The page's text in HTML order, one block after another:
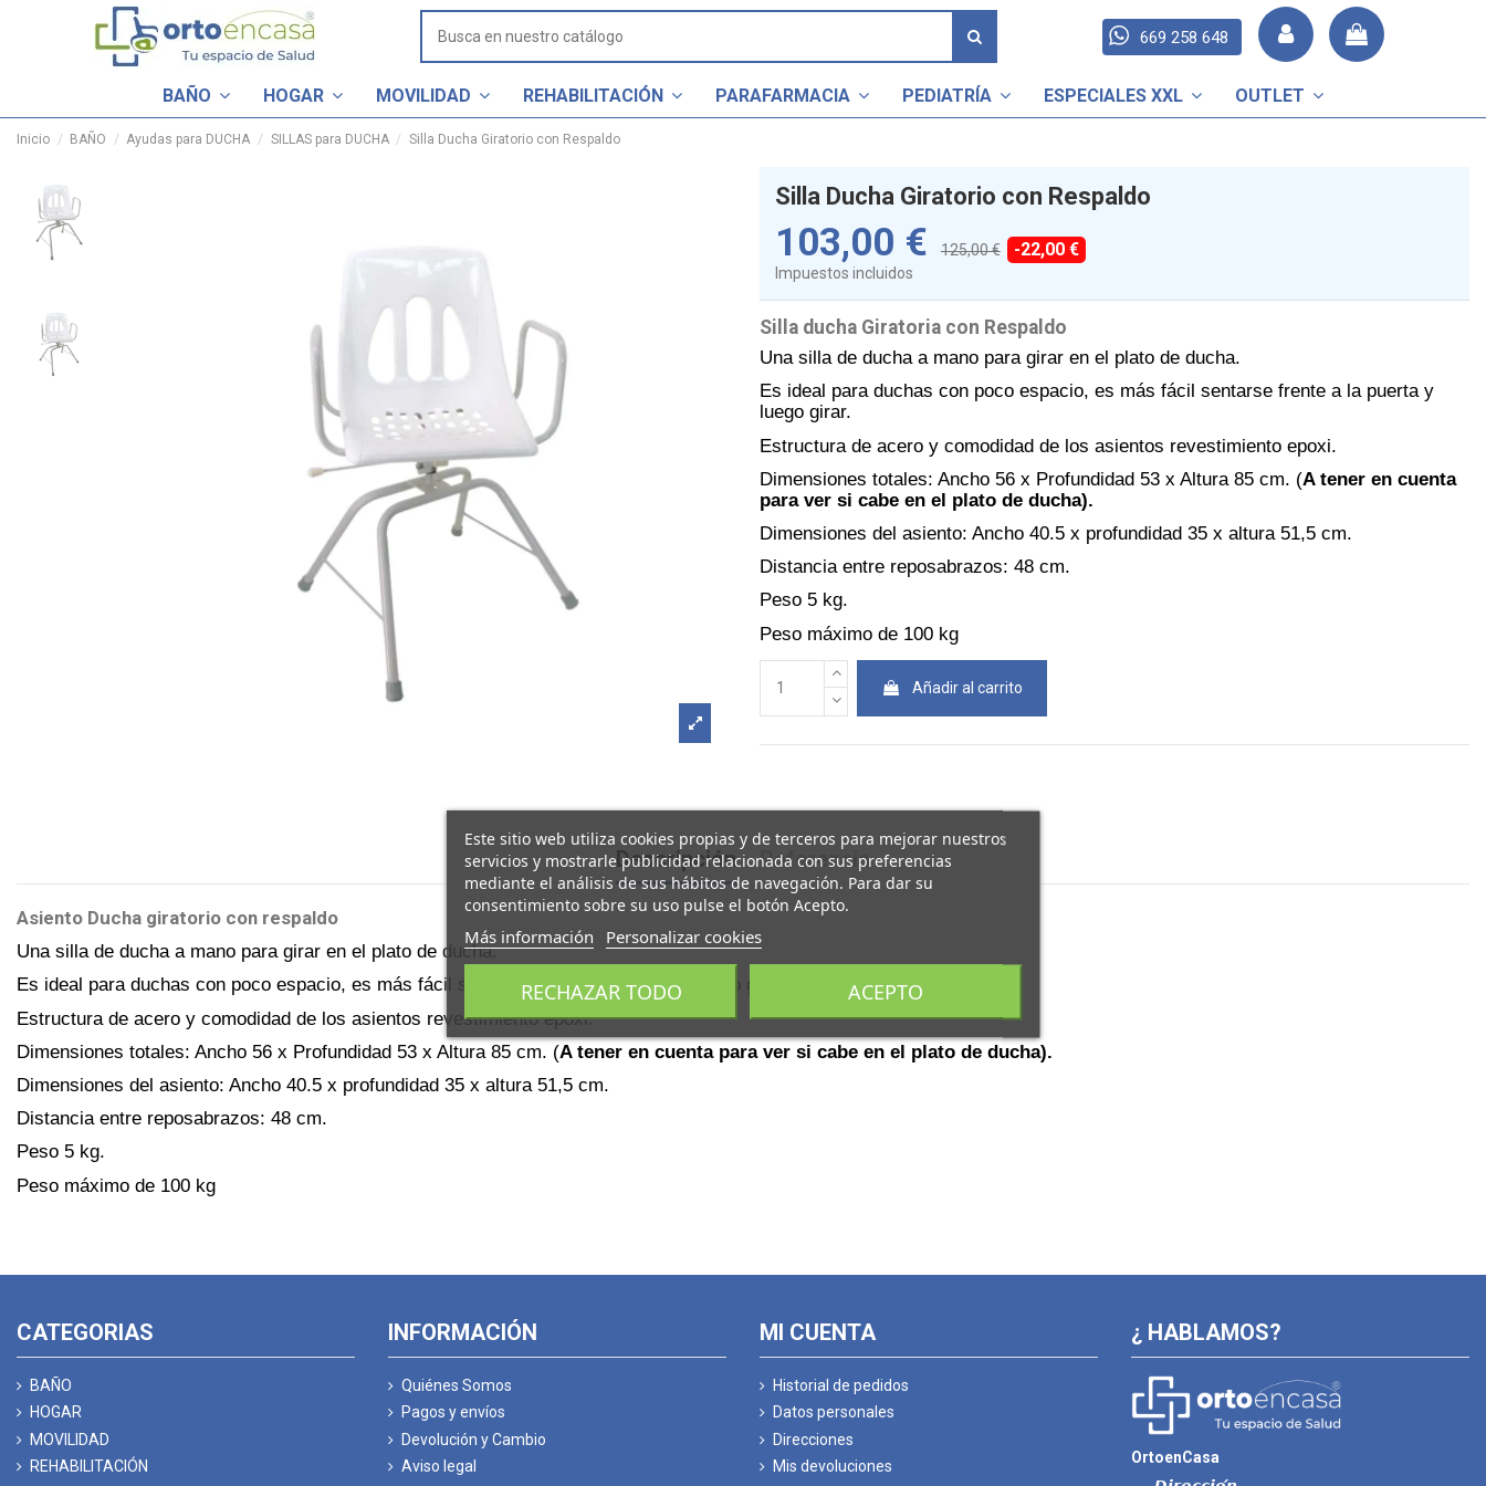
669 258 648
BAÑO HOGAR MOVILIDAD REHABILITACIÓN PARAFARMACIA PEDIATRÍA ESPECIALES XXL OUTLET
Inicio BAÑO Ayudas para DUCHA SILLAS para DUCHA Silla Ducha Giratorio con Respaldo
Silla Ducha Giratorio con Respaldo
103,00 € 125,00 € -22,00 €
Impuestos incluidos
Silla ducha Giratoria con Respaldo
Una silla de ducha a mano para girar en el plato de ducha.
Es ideal para duchas con poco espacio, es más fácil sentarse frente a la puerta y
luego girar.
Estructura de acero y comodidad de los asientos revestimiento epoxi.
Dimensiones totales: Ancho 56 x Profundidad 53 x Altura 85 cm. (A tener en cuenta
para ver si cabe en el plato de ducha).
Dimensiones del asiento: Ancho 40.5 x profundidad 35 x altura 51,5 cm.
Distancia entre reposabrazos: 48 cm.
Peso 5 kg.
Peso máximo de 100 kg
Añadir al carrito
Descripción Referencia
Asiento Ducha giratorio con respaldo
Una silla de ducha a mano para girar en el plato de ducha.
Es ideal para duchas con poco espacio, es más fácil sentarse frente a la puerta y luego girar.
Estructura de acero y comodidad de los asientos revestimiento epoxi.
Dimensiones totales: Ancho 56 x Profundidad 53 x Altura 85 cm. (A tener en cuenta para ver si cabe en el plato de ducha).
Dimensiones del asiento: Ancho 40.5 x profundidad 35 x altura 51,5 cm.
Distancia entre reposabrazos: 48 cm.
Peso 5 kg.
Peso máximo de 100 kg
CATEGORIAS
BAÑO
HOGAR
MOVILIDAD
REHABILITACIÓN
INFORMACIÓN
Quiénes Somos
Pagos y envíos
Devolución y Cambio
Aviso legal
MI CUENTA
Historial de pedidos
Datos personales
Direcciones
Mis devoluciones
¿ HABLAMOS?
OrtoenCasa
Este sitio web utiliza cookies propias y de terceros para mejorar nuestros
servicios y mostrarle publicidad relacionada con sus preferencias
mediante el análisis de sus hábitos de navegación. Para dar su
consentimiento sobre su uso pulse el botón Acepto.
Más información Personalizar cookies
RECHAZAR TODO ACEPTO